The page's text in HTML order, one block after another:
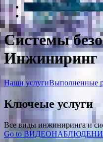
Системы
Инжиниринг
Наши услугиВыполненные
Ключеые услуги
Все виды инжиниринга и
Go to